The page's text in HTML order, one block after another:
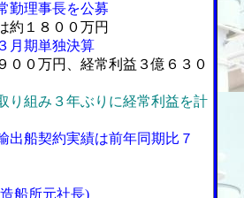
勤理事長を公募
約１８００万円
月期単独決算
００万円、経常利益３億６３０
り組み３年ぶりに経常利益を計
出船契約実績は前年同期比７
船所元社長)